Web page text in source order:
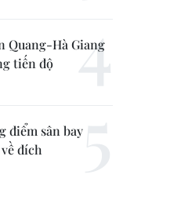
Quang-Hà Giang
tiến độ
điểm sân bay
đích